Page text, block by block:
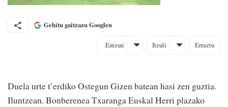
Gehitu gaitzazu Googlen
Entzun Itzuli Erraztu
Duela urte t’erdiko Ostegun Gizen batean hasi zen guztia.
Iluntzean. Bonberenea Txaranga Euskal Herri plazako